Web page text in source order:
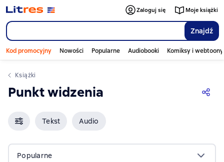
Znajdź
Zaloguj się Moje książki
Kod promocyjny Nowości Popularne Audiobooki Komiksy i webtoony
Książki
Punkt widzenia
Tekst Audio
Popularne